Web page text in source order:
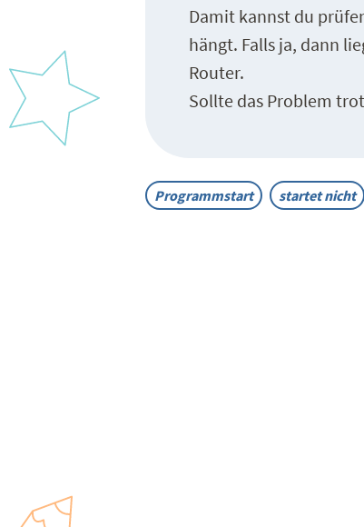
Damit kannst du
hängt. Falls ja, dann
Router.
Sollte das Problem
Programmstart startet nicht